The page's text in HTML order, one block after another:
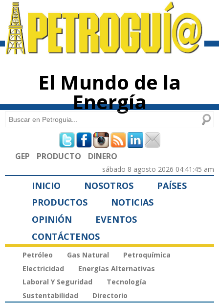
contenido
El Mundo de la
Energía
Formulario de búsqueda
Buscar
GEP PRODUCTO DINERO
sábado 8 agosto 2026 04:41:45 am
INICIO NOSOTROS
PAÍSES
PRODUCTOS
NOTICIAS
OPINIÓN
EVENTOS
CONTÁCTENOS
Petróleo Gas Natural
Petroquímica
Electricidad
Energías Alternativas
Laboral Y Seguridad
Tecnología
Sustentabilidad
Directorio